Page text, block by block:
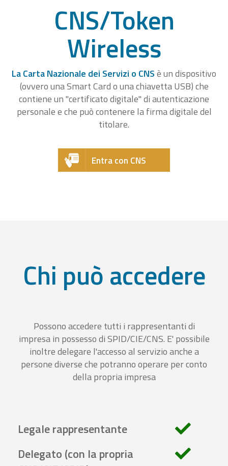
CNS/Token
Wireless
La Carta Nazionale dei Servizi o CNSè un dispositivo
(ovvero una Smart Card o una chiavetta USB) che
contiene un "certificato digitale" di autenticazione
personale e che può contenere la firma digitale del
titolare.
Entra con CNS
Chi può accedere
Possono accedere tutti i rappresentanti di
impresa in possesso di SPID/CIE/CNS. E' possibile
inoltre delegare l'accesso al servizio anche a
persone diverse che potranno operare per conto
della propria impresa
Legale rappresentante
Delegato (con la propria